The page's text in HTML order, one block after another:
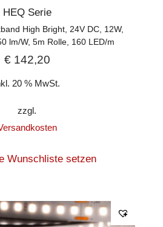
HEQ Serie
High Bright, 24V DC, 12W,
lm/W, 5m Rolle, 160 LED/m
€142,20
20 % MwSt.
zzgl.
Wunschliste setzen